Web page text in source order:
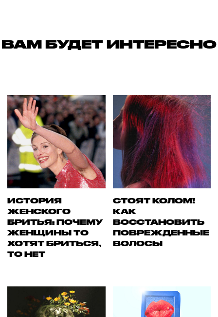
ВАМ БУДЕТ ИНТЕРЕСНО
ИСТОРИЯ
ЖЕНСКОГО
БРИТЬЯ: ПОЧЕМУ
ЖЕНЩИНЫ ТО
ХОТЯТ БРИТЬСЯ,
ТО НЕТ
СТОЯТ КОЛОМ!
КАК
ВОССТАНОВИТЬ
ПОВРЕЖДЕННЫЕ
ВОЛОСЫ